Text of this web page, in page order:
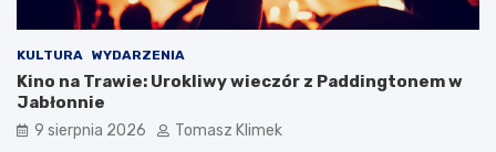
KULTURA WYDARZENIA
Kino na Trawie: Urokliwy wieczór z Paddingtonem w
Jabłonnie
9 sierpnia 2026 Tomasz Klimek